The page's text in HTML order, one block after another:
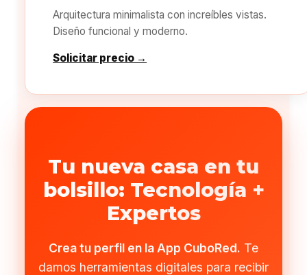
Arquitectura minimalista con increíbles vistas.
Diseño funcional y moderno.
Solicitar precio →
Tu nueva casa en tu
bolsillo: Tecnología +
Expertos
Crea tu perfil en la App CuboRed. Te
damos herramientas digitales para recibir